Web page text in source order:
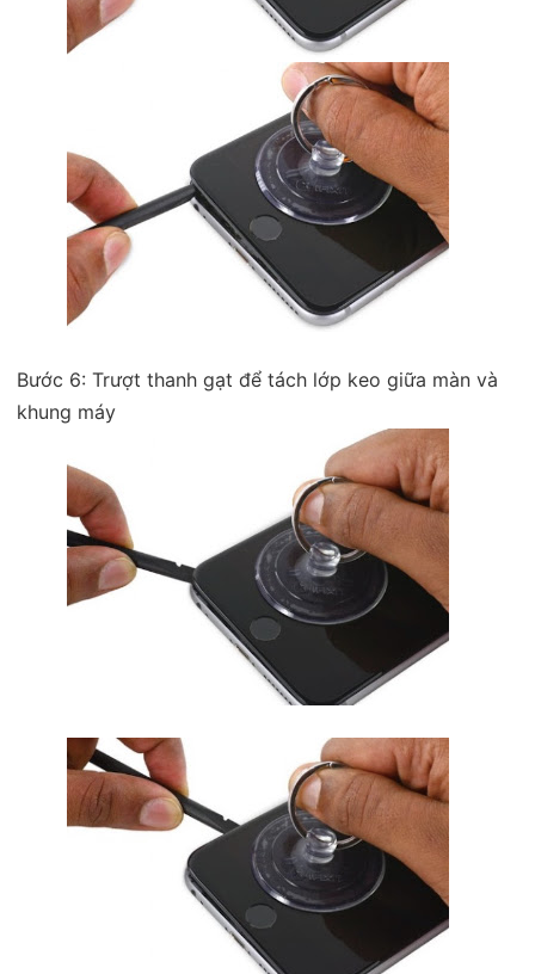
Bước 6: Trượt thanh gạt để tách lớp keo giữa màn và
khung máy